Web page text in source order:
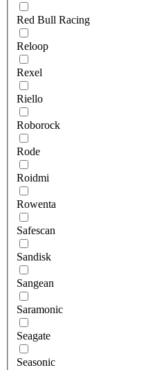
Red Bull Racing
Reloop
Rexel
Riello
Roborock
Rode
Roidmi
Rowenta
Safescan
Sandisk
Sangean
Saramonic
Seagate
Seasonic